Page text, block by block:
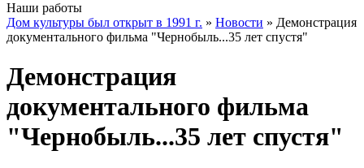
Наши работы
Дом культуры был открыт в 1991 г. » Новости » Демонстрация
документального фильма "Чернобыль...35 лет спустя"
Демонстрация
документального фильма
"Чернобыль...35 лет спустя"